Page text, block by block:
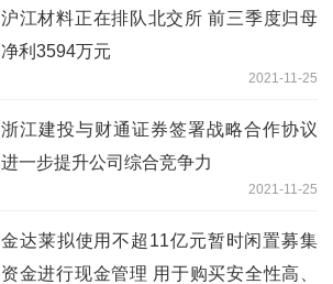
沪江材料正在排队北交所 前三季度归母
净利3594万元
2021-11-25
浙江建投与财通证券签署战略合作协议
进一步提升公司综合竞争力
2021-11-25
金达莱拟使用不超11亿元暂时闲置募集
资金进行现金管理 用于购买安全性高、